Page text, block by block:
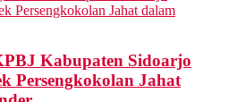
Kabupaten Sidoarjo
Persengkokolan Jahat